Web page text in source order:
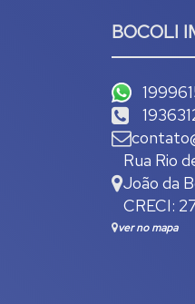
BOCOLI
Rua Rio
João da
CRECI:
ver no mapa